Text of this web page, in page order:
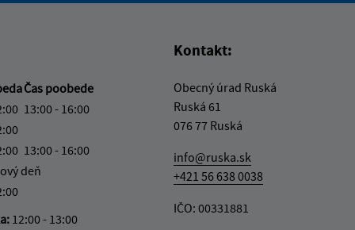
Čas poobede
13:00 - 16:00
13:00 - 16:00
deň
12:00 - 13:00
Kontakt:
Obecný úrad Ruská
Ruská 61
076 77 Ruská
info@ruska.sk
+421 56 638 0038
IČO: 00331881